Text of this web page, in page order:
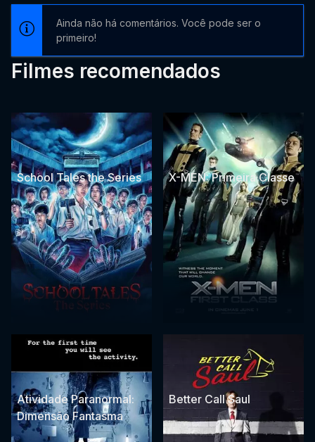
Ainda não há comentários. Você pode ser o
primeiro!
Filmes recomendados
School Tales the Series X-MEN: Primeira Classe
Atividade Paranormal:
Dimensão Fantasma
Better Call Saul